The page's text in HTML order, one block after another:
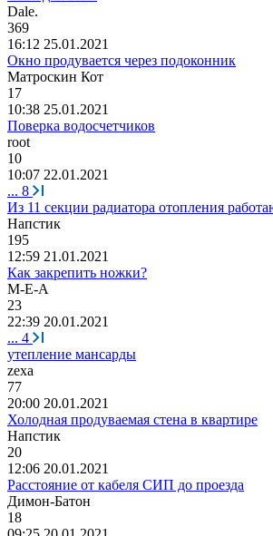
Dale.
369
16:12 25.01.2021
Окно продувается через подоконник
Матроскин Кот
17
10:38 25.01.2021
Поверка водосчетчиков
rооt
10
10:07 22.01.2021
... 8
Из 11 секции радиатора отопления
Напстик
195
12:59 21.01.2021
Как закрепить ножки?
М-Е-А
23
22:39 20.01.2021
... 4
утепление мансарды
zexa
77
20:00 20.01.2021
Холодная продуваемая стена в квартире
Напстик
20
12:06 20.01.2021
Расстояние от кабеля СИП до проезда
Димон-Батон
18